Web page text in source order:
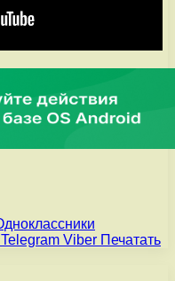
Telegram Viber Печатать